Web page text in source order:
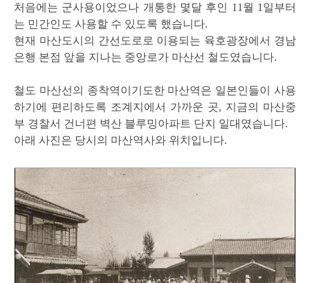
처음에는 군사용이었으나 개통한 몇달 후인 11월 1일부터
는 민간인도 사용할 수 있도록 했습니다.
현재 마산도시의 간선도로로 이용되는 육호광장에서 경남
은행 본점 앞을 지나는 중앙로가 마산선 철도였습니다.
철도 마산선의 종착역이기도한 마산역은 일본인들이 사용
하기에 편리하도록 조계지에서 가까운 곳, 지금의 마산중
부 경찰서 건너편 벽산 블루밍아파트 단지 일대였습니다.
아래 사진은 당시의 마산역사와 위치입니다.